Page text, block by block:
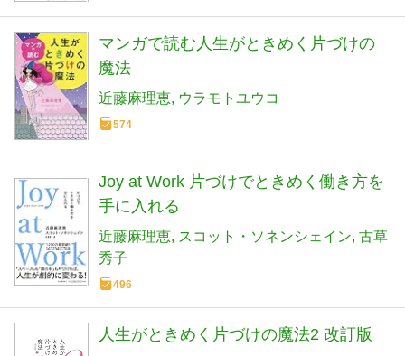
マンガで読む人生がときめく片づけの
魔法
近藤麻理恵 ウラモトユウコ
574
Joy at Work 片づけでときめく働き方を
手に入れる
近藤麻理恵 スコット・ソネンシェイン 古草
秀子
496
人生がときめく片づけの魔法2 改訂版